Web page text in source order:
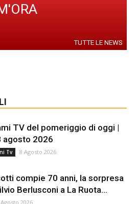
TUTTE LE NEWS
TV del pomeriggio di oggi |
agosto 2026
Tv 8 Agosto 2026
compie 70 anni, la sorpresa
Berlusconi a La Ruota...
2026